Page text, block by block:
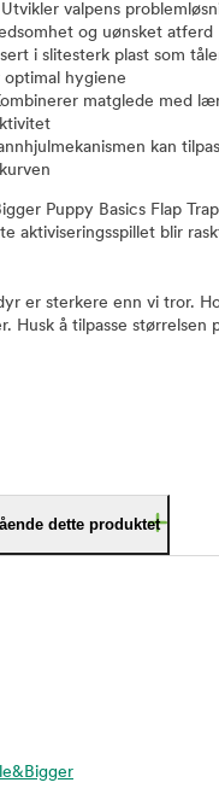
valpens
og uønsket atferd
i slitesterk plast som
hygiene
matglede med
kan
Puppy Basics Flap
aktiviseringsspillet blir
er sterkere enn vi tror.
Husk å tilpasse
dette produktet